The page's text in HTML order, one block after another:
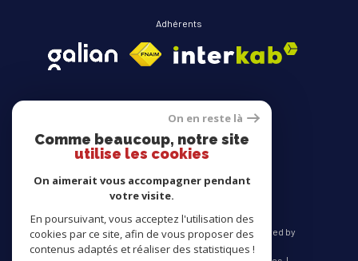
Adhérents
Avis clients
© 2026 | Tous droits réservés | Traduction powered by
Google |
On en reste là
Comme beaucoup, notre site
utilise les cookies
On aimerait vous accompagner pendant
votre visite.
En poursuivant, vous acceptez l'utilisation des
cookies par ce site, afin de vous proposer des
contenus adaptés et réaliser des statistiques !